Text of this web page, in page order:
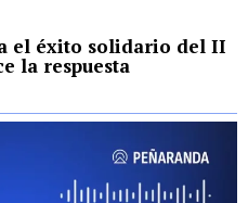
el éxito solidario del II
la respuesta